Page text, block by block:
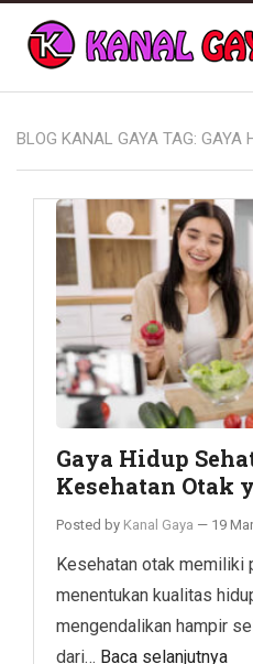
BLOG KANAL GAYA TAG: GAYA
Gaya Hidup
Kesehatan Otak
Posted by Kanal Gaya — 19
Kesehatan otak memiliki
menentukan kualitas
mengendalikan hampir
dari… Baca selanjutnya